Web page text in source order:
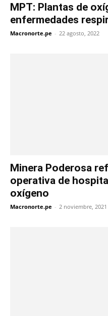
MPT: Plantas de
enfermedades
Macronorte.pe - 22 agosto, 2022
Minera Poderosa
operativa de
oxígeno
Macronorte.pe - 2 noviembre, 2021